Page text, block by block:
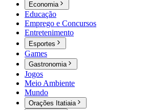
Economia
Educação
Emprego e Concursos
Entretenimento
Esportes
Games
Gastronomia
Jogos
Meio Ambiente
Mundo
Orações Itatiaia